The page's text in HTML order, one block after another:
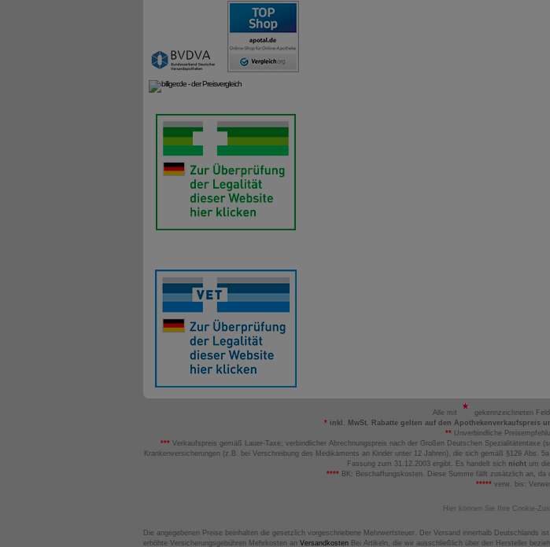
Alle mit
gekennzeichneten
* inkl. MwSt. Rabatte gelten auf den Apothekenverkaufspreis
**Unverbindliche
*** Verkaufspreis gemäß Lauer-Taxe; verbindlicher Abrechnungspreis nach der Großen Deutschen
Krankenversicherungen (z.B. bei Verschreibung des Medikaments an Kinder unter 12 Jahren), die sich gemäß §129 Abs.
Fassung zum 31.12.2003 ergibt. Es handelt sich nicht um
**** BK: Beschaffungskosten. Diese Summe fällt zusätzlich an, da
***** verw. bis:
Hier können Sie Ihre Cookie-
Die angegebenen Preise beinhalten die gesetzlich vorgeschriebene Mehrwertsteuer. Der Versand innerhalb
erhöhte Versicherungsgebühren Mehrkosten an Versandkosten Bei Artikeln, die wir ausschließlich über den Hersteller